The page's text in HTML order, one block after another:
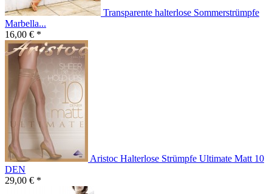
Transparente halterlose Sommerstrümpfe
Marbella...
16,00 € *
Aristoc Halterlose Strümpfe Ultimate Matt 10
DEN
29,00 € *